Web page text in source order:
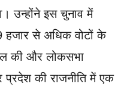
उन्होंने इस चुनाव में
हजार से अधिक वोटों के
की और लोकसभा
की राजनीति में एक